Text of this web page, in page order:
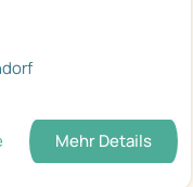
Mehr Details